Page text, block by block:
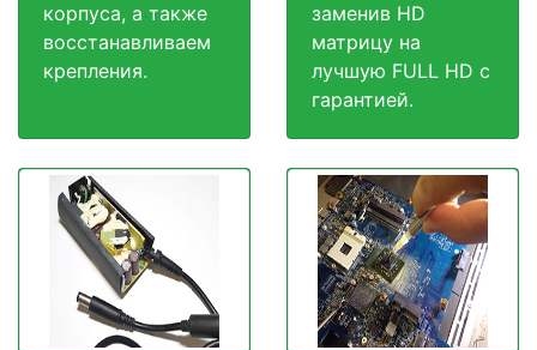
корпуса, а также
восстанавливаем
крепления.
заменив HD
матрицу на
лучшую FULL HD c
гарантией.